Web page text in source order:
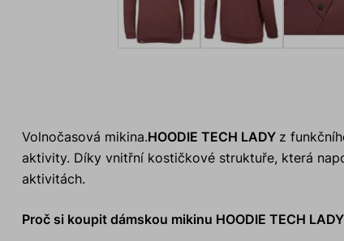
Volnočasová mikina.HOODIE TECH LADY z
aktivity. Díky vnitřní kostičkové struktuře, která
aktivitách.
Proč si koupit dámskou mikinu HOODIE TECH